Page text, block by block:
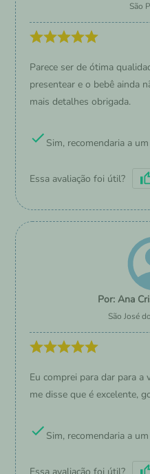
São
Parece ser de ótima
presentear e o bebê ainda
mais detalhes obrigada.
Sim, recomendaria a
Essa avaliação foi útil?
Ana
São José
Eu comprei para dar para a
me disse que é excelente,
Sim, recomendaria a
Essa avaliação foi útil?